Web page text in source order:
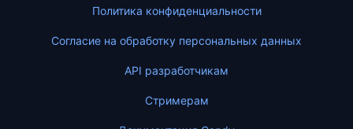
Политика конфиденциальности
Согласие на обработку персональных данных
API разработчикам
Стримерам